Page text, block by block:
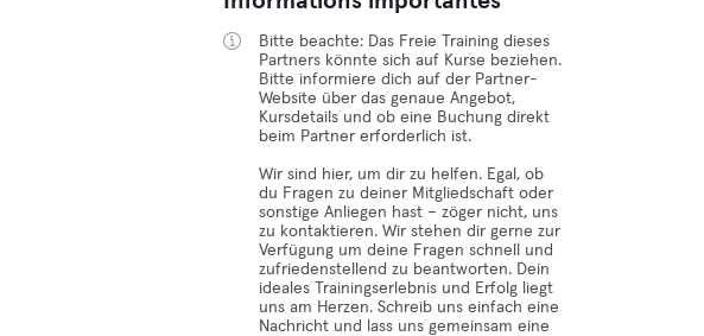
Bitte beachte: Das Freie Training dieses
Partners könnte sich auf Kurse beziehen.
Bitte informiere dich auf der Partner-
Website über das genaue Angebot,
Kursdetails und ob eine Buchung direkt
beim Partner erforderlich ist.
Wir sind hier, um dir zu helfen. Egal, ob
du Fragen zu deiner Mitgliedschaft oder
sonstige Anliegen hast – zöger nicht, uns
zu kontaktieren. Wir stehen dir gerne zur
Verfügung um deine Fragen schnell und
zufriedenstellend zu beantworten. Dein
ideales Trainingserlebnis und Erfolg liegt
uns am Herzen. Schreib uns einfach eine
Nachricht und lass uns gemeinsam eine